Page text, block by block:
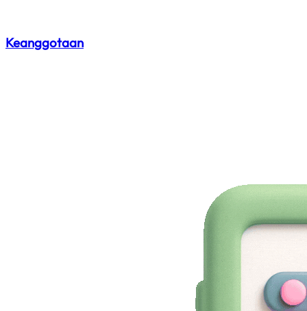
Keanggotaan